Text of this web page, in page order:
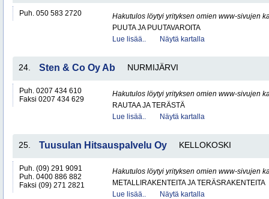
Puh. 050 583 2720
Hakutulos löytyi yrityksen omien www-sivujen
PUUTA JA PUUTAVAROITA
Lue lisää..
Näytä kartalla
24. Sten & Co Oy Ab NURMIJÄRVI
Puh. 0207 434 610
Faksi 0207 434 629
Hakutulos löytyi yrityksen omien www-sivujen
RAUTAA JA TERÄSTÄ
Lue lisää..
Näytä kartalla
25. Tuusulan Hitsauspalvelu Oy KELLOKOSKI
Puh. (09) 291 9091
Puh. 0400 886 882
Faksi (09) 271 2821
Hakutulos löytyi yrityksen omien www-sivujen
METALLIRAKENTEITA JA TERÄSRAKENTEITA
Lue lisää..
Näytä kartalla